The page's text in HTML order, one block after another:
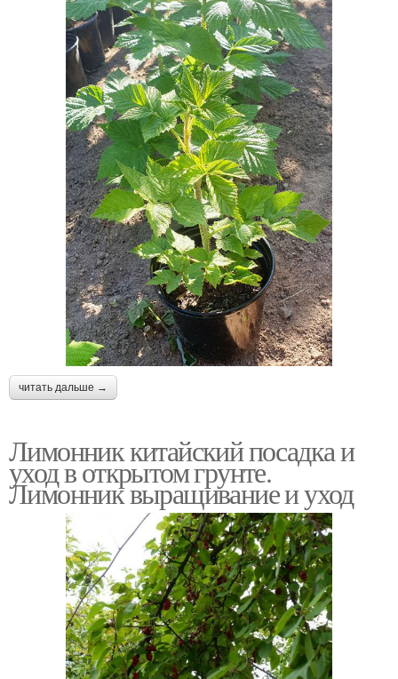
читать дальше →
Лимонник китайский посадка и
уход в открытом грунте.
Лимонник выращивание и уход